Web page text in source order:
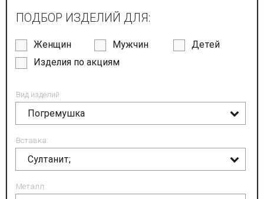
ПОДБОР ИЗДЕЛИЙ ДЛЯ:
Женщин Мужчин
Детей
Изделия по акциям
Вид изделий:
Погремушка
Вставка:
Султанит;
Металл: